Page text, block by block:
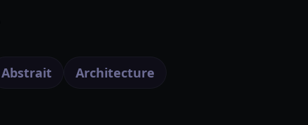
Abstrait Architecture